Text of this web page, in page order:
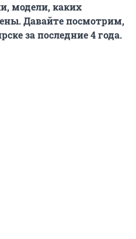
модели, каких
Давайте посмотрим,
за последние 4 года.